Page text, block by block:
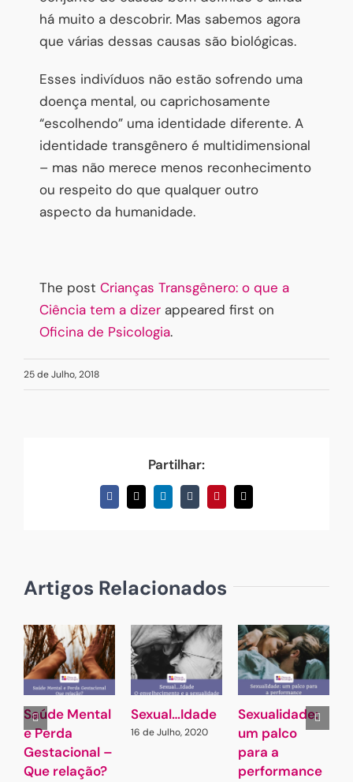
há muito a descobrir. Mas sabemos agora
que várias dessas causas são biológicas.
Esses indivíduos não estão sofrendo uma
doença mental, ou caprichosamente
“escolhendo” uma identidade diferente. A
identidade transgênero é multidimensional
– mas não merece menos reconhecimento
ou respeito do que qualquer outro
aspecto da humanidade.
The post Crianças Transgênero: o que a
Ciência tem a dizer appeared first on
Oficina de Psicologia.
25 de Julho, 2018
Partilhar:
Facebook
X LinkedInTumblrPinterestEmail
(necessário
Artigos Relacionados
Saúde Mental
e Perda
Gestacional –
Que relação?
Sexual…Idade
16 de Julho, 2020
Sexualidade:
um palco
para a
performance